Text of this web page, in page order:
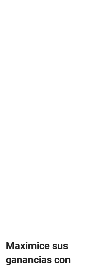
Maximice sus
ganancias con